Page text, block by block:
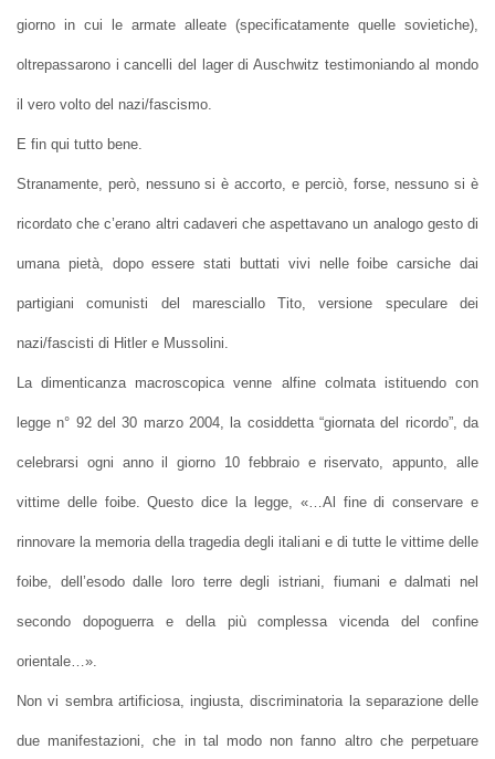
giorno in cui le armate alleate (specificatamente quelle sovietiche),
oltrepassarono i cancelli del lager di Auschwitz testimoniando al mondo
il vero volto del nazi/fascismo.
E fin qui tutto bene.
Stranamente, però, nessuno si è accorto, e perciò, forse, nessuno si è
ricordato che c’erano altri cadaveri che aspettavano un analogo gesto di
umana pietà, dopo essere stati buttati vivi nelle foibe carsiche dai
partigiani comunisti del maresciallo Tito, versione speculare dei
nazi/fascisti di Hitler e Mussolini.
La dimenticanza macroscopica venne alfine colmata istituendo con
legge n° 92 del 30 marzo 2004, la cosiddetta “giornata del ricordo”, da
celebrarsi ogni anno il giorno 10 febbraio e riservato, appunto, alle
vittime delle foibe. Questo dice la legge, «…Al fine di conservare e
rinnovare la memoria della tragedia degli italiani e di tutte le vittime delle
foibe, dell’esodo dalle loro terre degli istriani, fiumani e dalmati nel
secondo dopoguerra e della più complessa vicenda del confine
orientale…».
Non vi sembra artificiosa, ingiusta, discriminatoria la separazione delle
due manifestazioni, che in tal modo non fanno altro che perpetuare